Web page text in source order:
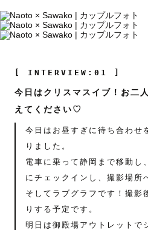
[ INTERVIEW:01 ]
今日はクリスマスイブ！お二
えてください♡
今日はお昼すぎに待ち合わせ
りました。
電車に乗って静岡まで移動し
にチェックインし、撮影場所
そしてラブグラフです！撮影
りする予定です。
明日は御殿場アウトレットで